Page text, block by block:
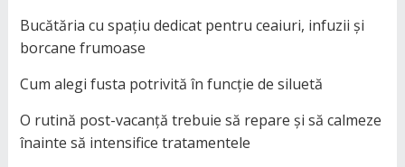
Bucătăria cu spațiu dedicat pentru ceaiuri, infuzii și
borcane frumoase
Cum alegi fusta potrivită în funcție de siluetă
O rutină post-vacanță trebuie să repare și să calmeze
înainte să intensifice tratamentele